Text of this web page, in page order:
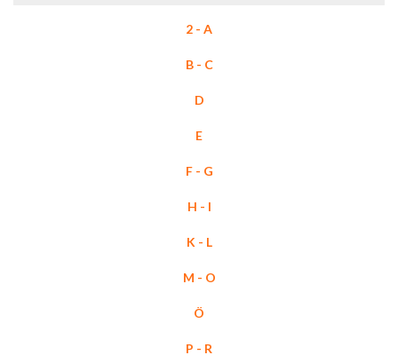
2 - A
B - C
D
E
F - G
H - I
K - L
M - O
Ö
P - R